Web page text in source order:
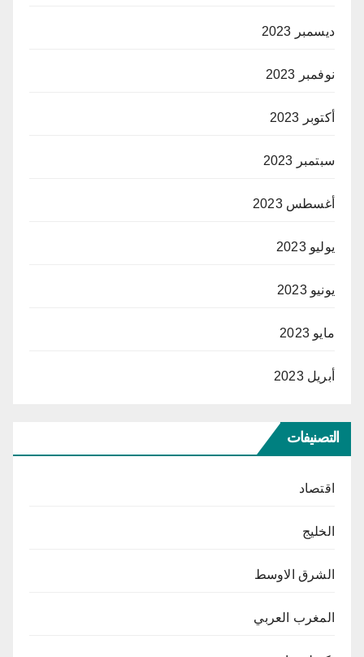
ديسمبر 2023
نوفمبر 2023
أكتوبر 2023
سبتمبر 2023
أغسطس 2023
يوليو 2023
يونيو 2023
مايو 2023
أبريل 2023
التصنيفات
اقتصاد
الخليج
الشرق الاوسط
المغرب العربي